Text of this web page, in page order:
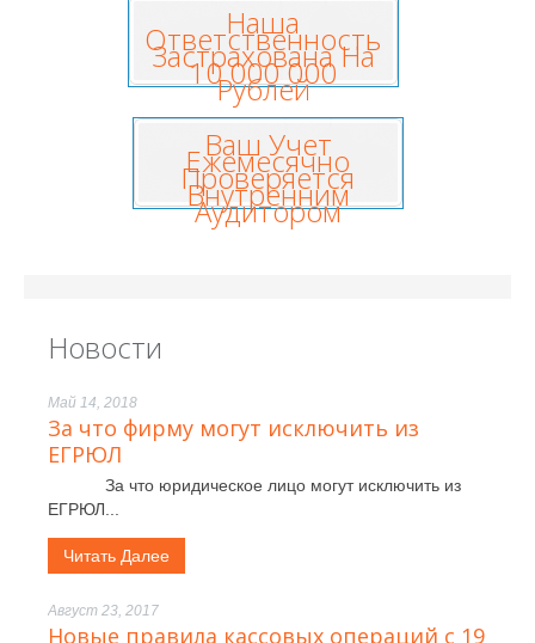
Наша
Ответственность
Застрахована На
10 000 000
Рублей
Ваш Учет
Ежемесячно
Проверяется
Внутренним
Аудитором
Новости
Май 14, 2018
За что фирму могут исключить из
ЕГРЮЛ
За что юридическое лицо могут исключить из
ЕГРЮЛ...
Читать Далее
Август 23, 2017
Новые правила кассовых операций с 19